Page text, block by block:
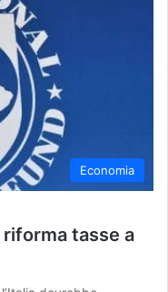
Economia
riforma tasse a